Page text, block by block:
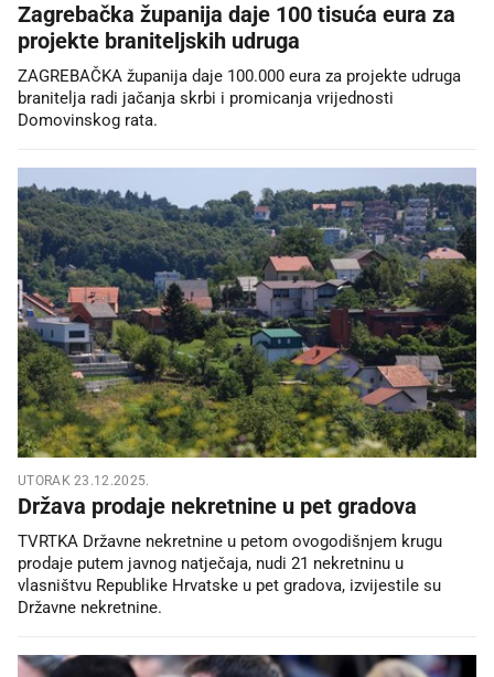
Zagrebačka županija daje 100 tisuća eura za
projekte braniteljskih udruga
ZAGREBAČKA županija daje 100.000 eura za projekte udruga
branitelja radi jačanja skrbi i promicanja vrijednosti
Domovinskog rata.
UTORAK 23.12.2025.
Država prodaje nekretnine u pet gradova
TVRTKA Državne nekretnine u petom ovogodišnjem krugu
prodaje putem javnog natječaja, nudi 21 nekretninu u
vlasništvu Republike Hrvatske u pet gradova, izvijestile su
Državne nekretnine.